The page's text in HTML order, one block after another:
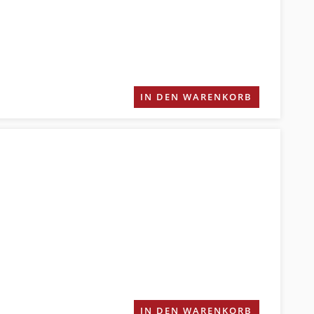
IN DEN WARENKORB
IN DEN WARENKORB